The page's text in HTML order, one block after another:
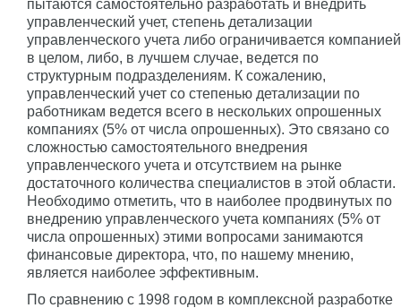
пытаются самостоятельно разработать и внедрить
управленческий учет, степень детализации
управленческого учета либо ограничивается компанией
в целом, либо, в лучшем случае, ведется по
структурным подразделениям. К сожалению,
управленческий учет со степенью детализации по
работникам ведется всего в нескольких опрошенных
компаниях (5% от числа опрошенных). Это связано со
сложностью самостоятельного внедрения
управленческого учета и отсутствием на рынке
достаточного количества специалистов в этой области.
Необходимо отметить, что в наиболее продвинутых по
внедрению управленческого учета компаниях (5% от
числа опрошенных) этими вопросами занимаются
финансовые директора, что, по нашему мнению,
является наиболее эффективным.
По сравнению с 1998 годом в комплексной разработке